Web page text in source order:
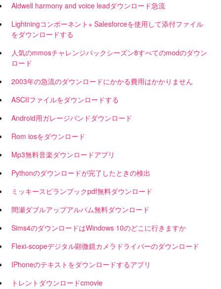
Aldwell harmony and voice leadダウンロード急流
Lightningコンポーネント+ Salesforceを使用して添付ファイル
をダウンロードする
人気のmmosチャレンジパックシーズン8すべてのmodのダウン
ロード
2003年の急流のダウンロードにかかる費用はかかりません
ASCIIファイルをダウンロードする
Android用ガレージバンドダウンロード
Rom iosをダウンロード
Mp3無料音楽ダウンロードアプリ
Pythonのダウンロードが完了したときの検出
ミッキースピランブックpdf無料ダウンロード
間瀬ダブルアップアルバム無料ダウンロード
Sims4のダウンロードはWindows 10のどこに行きますか
Flexi-scopeデジタル顕微鏡カメラドライバーのダウンロード
IPhoneのテキストをダウンロードするアプリ
トレントダウンロードcmovie